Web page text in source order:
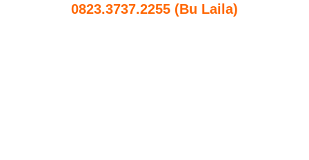
0823.3737.2255 (Bu Laila)